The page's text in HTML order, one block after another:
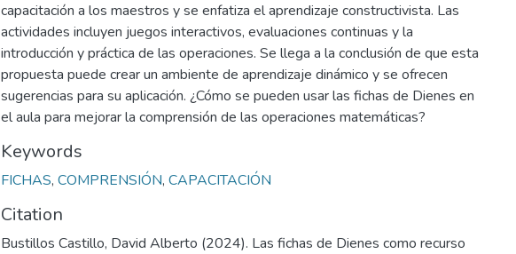
capacitación a los maestros y se enfatiza el aprendizaje constructivista. Las
actividades incluyen juegos interactivos, evaluaciones continuas y la
introducción y práctica de las operaciones. Se llega a la conclusión de que esta
propuesta puede crear un ambiente de aprendizaje dinámico y se ofrecen
sugerencias para su aplicación. ¿Cómo se pueden usar las fichas de Dienes en
el aula para mejorar la comprensión de las operaciones matemáticas?
Keywords
FICHAS, COMPRENSIÓN, CAPACITACIÓN
Citation
Bustillos Castillo, David Alberto (2024). Las fichas de Dienes como recurso